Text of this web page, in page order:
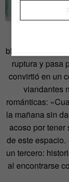
Otra idea
blanco con
ruptura y pasa
convirtió en un
viandantes
románticas:
la mañana sin
acoso por tener
de este
un tercero:
al encontrarse